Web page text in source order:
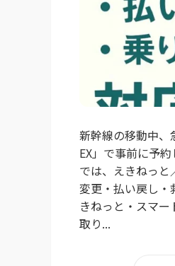
新幹線の移動中、
EX」で事前に予
では、えきねっと
変更・払い戻し・
きねっと・スマ
取り...